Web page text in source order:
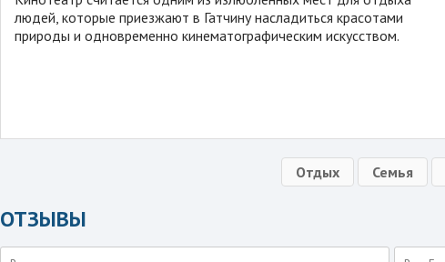
людей, которые приезжают в Гатчину насладиться красотами
природы и одновременно кинематографическим искусством.
Отдых Семья
ОТЗЫВЫ